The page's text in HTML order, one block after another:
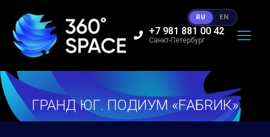
+7 981 881 00 42
Санкт-Петербург
ГРАНД ЮГ. ПОДИУМ «FАБRИК»
Вы здесь:
RU EN